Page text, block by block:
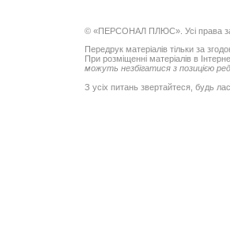
© «ПЕРСОНАЛ ПЛЮС». Усі права
Передрук матеріалів тільки за
При розміщенні матеріалів в
можуть незбігатися з позицією
З усіх питань звертайтеся, будь